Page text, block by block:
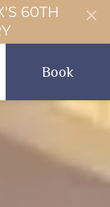
60TH
Book